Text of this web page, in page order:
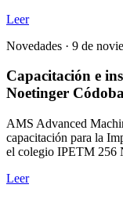
Leer
Novedades · 9 de
Capacitación e
Noetinger
AMS Advanced
capacitación para la
el colegio IPETM 256
Leer